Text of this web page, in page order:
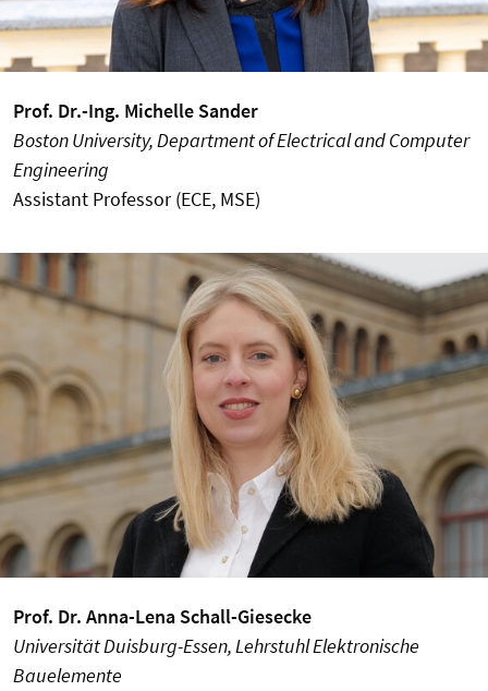
Prof. Dr.-Ing. Michelle Sander
Boston University, Department of Electrical and Computer
Engineering
Assistant Professor (ECE, MSE)
Prof. Dr. Anna-Lena Schall-Giesecke
Universität Duisburg-Essen, Lehrstuhl Elektronische
Bauelemente